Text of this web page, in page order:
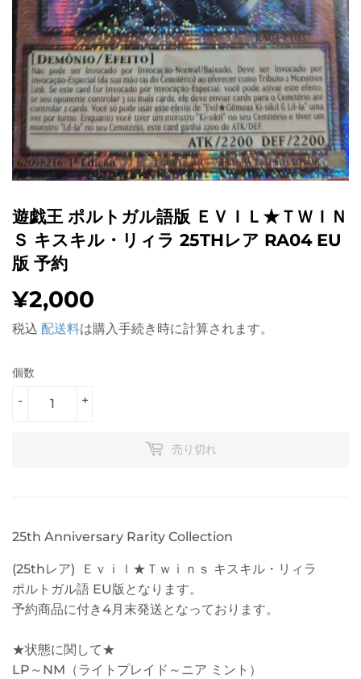
遊戯王 ポルトガル語版 ＥＶＩＬ★ＴＷＩＮ
Ｓ キスキル・リィラ 25THレア RA04 EU
版 予約
¥2,000
税込 配送料は購入手続き時に計算されます。
個数
+
-
売り切れ
25th Anniversary Rarity Collection
(25thレア) Ｅｖｉｌ★Ｔｗｉｎｓ キスキル・リィラ
ポルトガル語 EU版となります。
予約商品に付き4月末発送となっております。
★状態に関して★
LP～NM（ライトプレイド～ニア ミント）